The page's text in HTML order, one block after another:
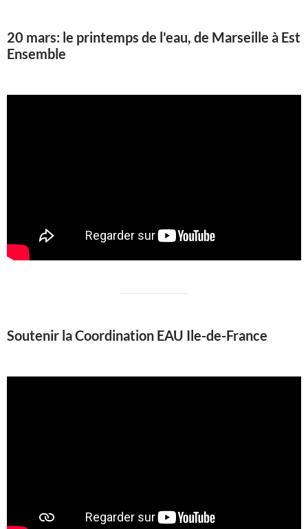
20 mars: le printemps de l'eau, de Marseille à Est
Ensemble
Soutenir la Coordination EAU Ile-de-France